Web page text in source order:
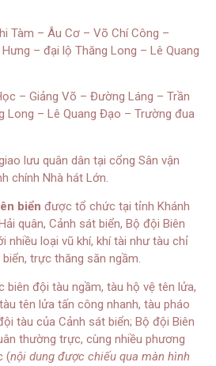
Tàm – Âu Cơ – Võ Chí Công –
– đại lộ Thăng Long – Lê Quang
– Giảng Võ – Đường Láng – Trần
Long – Lê Quang Đạo – Trường đua
lưu quân dân tại cổng Sân vận
chính Nhà hát Lớn.
biển được tổ chức tại tỉnh Khánh
quân, Cảnh sát biển, Bộ đội Biên
nhiều loại vũ khí, khí tài như tàu chỉ
trực thăng săn ngầm.
biên đội tàu ngầm, tàu hộ vệ tên lửa,
tên lửa tấn công nhanh, tàu pháo
tàu của Cảnh sát biển; Bộ đội Biên
thường trực, cùng nhiều phương
(nội dung được chiếu qua màn hình